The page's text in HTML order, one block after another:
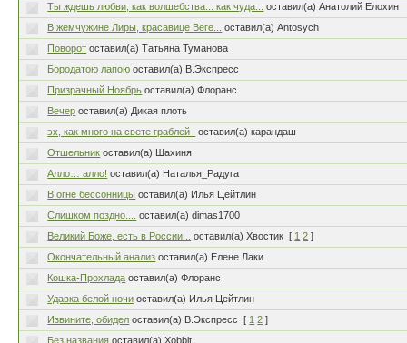
Ты ждешь любви, как волшебства... как чуда...
оставил(а) Анатолий Елохин
В жемчужине Лиры, красавице Веге...
оставил(а) Antosych
Поворот оставил(а) Татьяна Туманова
Бородатою лапою оставил(а) В.Экспресс
Призрачный Ноябрь оставил(а) Флоранс
Вечер оставил(а) Дикая плоть
эх, как много на свете граблей ! оставил(а) карандаш
Отшельник оставил(а) Шахиня
Алло… алло! оставил(а) Наталья_Радуга
В огне бессонницы оставил(а) Илья Цейтлин
Слишком поздно....
оставил(а) dimas1700
Великий Боже, есть в России...
оставил(а) Хвостик [ 1 2 ]
Окончательный анализ оставил(а) Елене Лаки
Кошка-Прохлада оставил(а) Флоранс
Удавка белой ночи оставил(а) Илья Цейтлин
Извините, обидел оставил(а) В.Экспресс [ 1 2 ]
Без названия оставил(а) Xobbit